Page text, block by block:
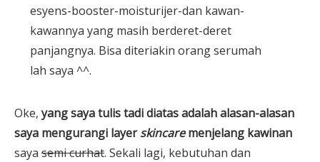
esyens-booster-moisturijer-dan kawan-
kawannya yang masih berderet-deret
panjangnya. Bisa diteriakin orang serumah
lah saya ^^.
Oke, yang saya tulis tadi diatas adalah alasan-alasan
saya mengurangi layerskincaremenjelang kawinan
saya semi curhat. Sekali lagi, kebutuhan dan